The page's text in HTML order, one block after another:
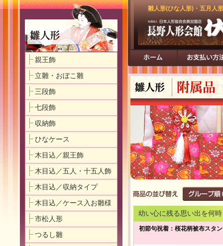
雛人形(ひな人形)・五月人
幼い心に残る思い出を何
初節句祝着：桜花柄被布スタ
親王飾
立雛・おぼこ雛
三段飾
七段飾
収納飾
ひなケース
木目込／親王飾
木目込／五人・十五人飾
木目込／収納タイプ
木目込／ケース入お雛様
市松人形
つるし雛